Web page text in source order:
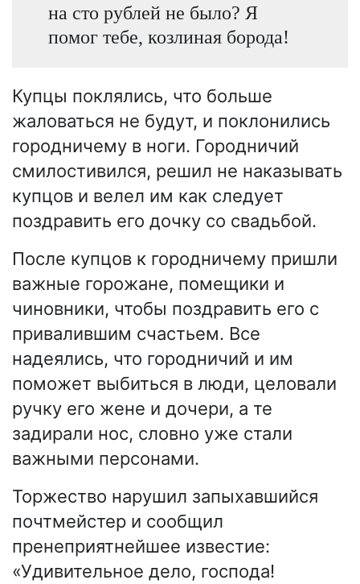
на сто рублей не было? Я
помог тебе, козлиная борода!
Купцы поклялись, что больше
жаловаться не будут, и поклонились
городничему в ноги. Городничий
смилостивился, решил не наказывать
купцов и велел им как следует
поздравить его дочку со свадьбой.
После купцов к городничему пришли
важные горожане, помещики и
чиновники, чтобы поздравить его с
привалившим счастьем. Все
надеялись, что городничий и им
поможет выбиться в люди, целовали
ручку его жене и дочери, а те
задирали нос, словно уже стали
важными персонами.
Торжество нарушил запыхавшийся
почтмейстер и сообщил
пренеприятнейшее известие:
«Удивительное дело, господа!